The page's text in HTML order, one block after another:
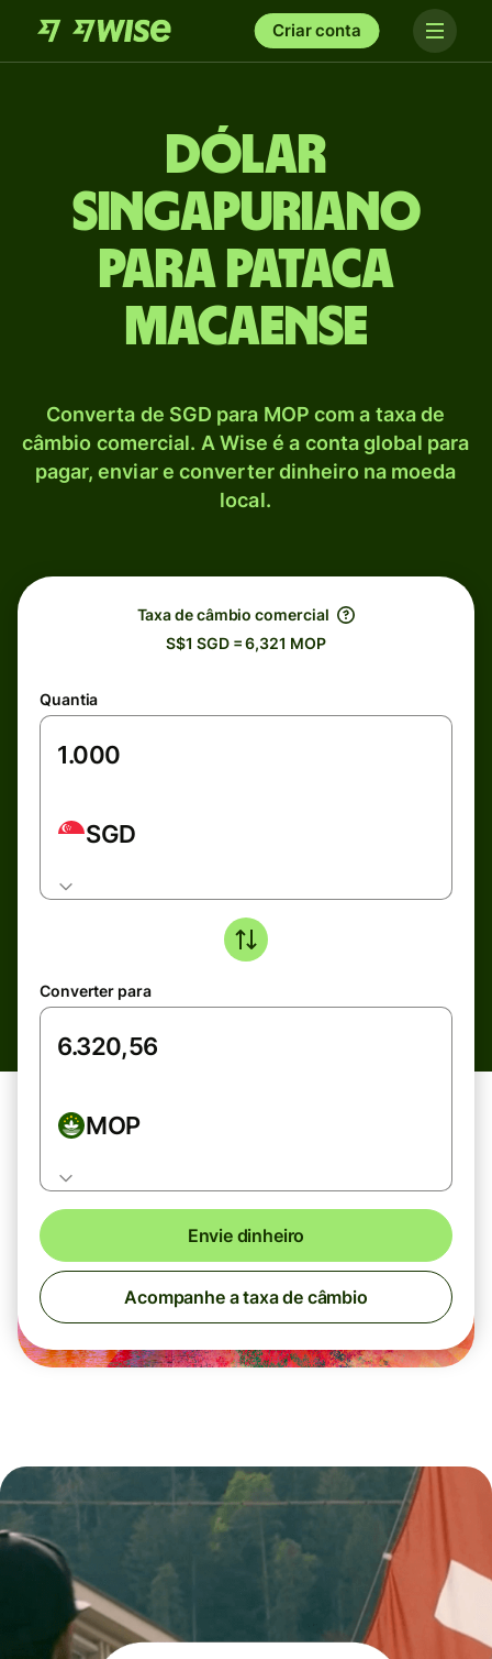
Criar conta
Dólar
singapuriano
para Pataca
macaense
Converta de SGD para MOP com a taxa de
câmbio comercial. A Wise é a conta global para
pagar, enviar e converter dinheiro na moeda
local.
Taxa de câmbio comercial
S$1 SGD = 6,321 MOP
Quantia
SGD
Converter para
MOP
Envie dinheiro
Acompanhe a taxa de câmbio